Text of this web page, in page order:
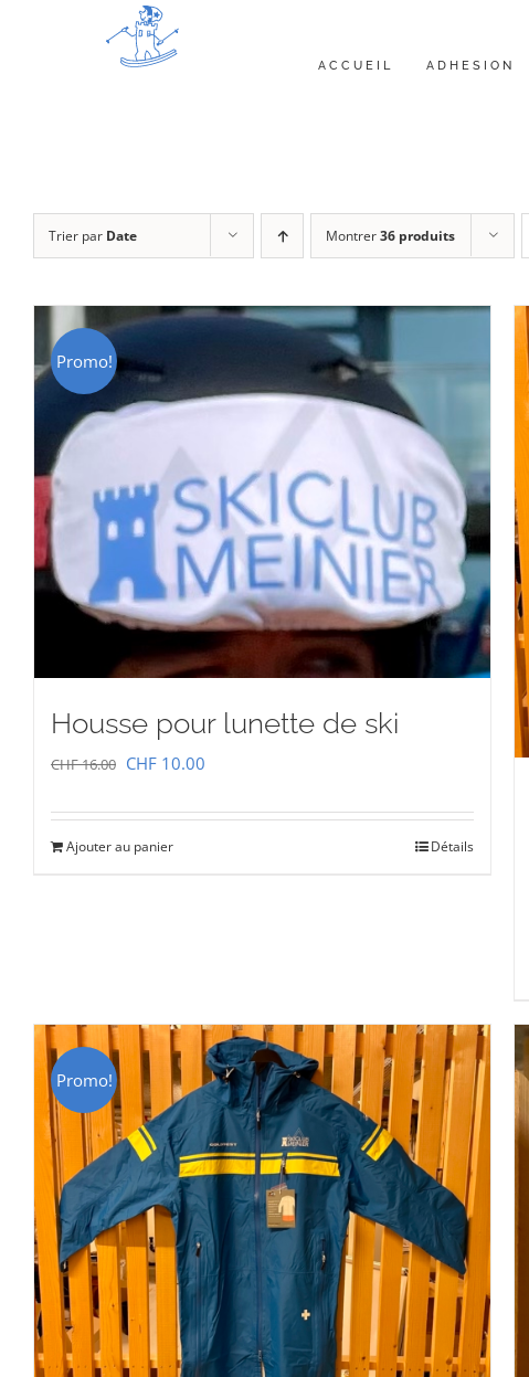
ACCUEIL ADHESION
Trier par Date Montrer36 produits
Promo!
Housse pour lunette de ski
CHF16.00 Le
était :
CHF 10.00
Ajouter au panier Détails
Promo!